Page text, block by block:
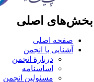
اصلی
صفحه اصلی
آشنایی با انجمن
دربارۀ انجمن
اساسنامه
مسئولین انجمن